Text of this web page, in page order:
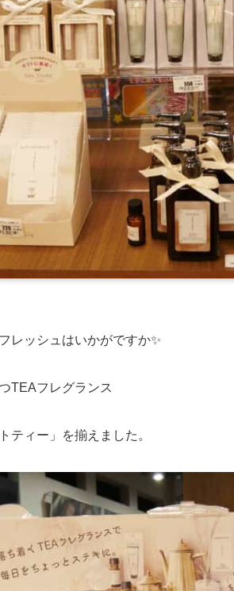
レッシュはいかがですか✨
TEAフレグランス
ティー」を揃えました。